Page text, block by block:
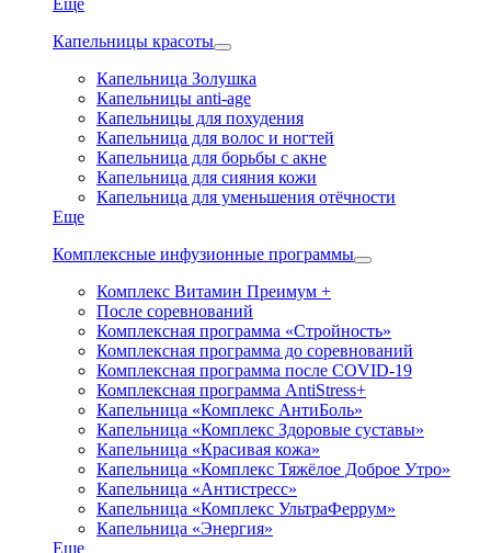
Капельницы красоты
Капельница Золушка
Капельницы anti-age
Капельницы для похудения
Капельница для волос и ногтей
Капельница для борьбы с акне
Капельница для сияния кожи
Капельница для уменьшения отёчности
Еще
Комплексные инфузионные программы
Комплекс Витамин Преимум +
После соревнований
Комплексная программа «Стройность»
Комплексная программа до соревнований
Комплексная программа после COVID-19
Комплексная программа AntiStress+
Капельница «Комплекс АнтиБоль»
Капельница «Комплекс Здоровые суставы»
Капельница «Красивая кожа»
Капельница «Комплекс Тяжёлое Доброе Утро»
Капельница «Антистресс»
Капельница «Комплекс УльтраФеррум»
Капельница «Энергия»
Еще